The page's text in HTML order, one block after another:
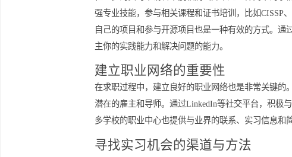
如何提高申请竞争力
在众多的实习申请者中脱颖而出并不是一件
强专业技能，参与相关课程和证书培训，比
自己的项目和参与开源项目也是一种有效的
主你的实践能力和解决问题的能力。
建立职业网络的重要性
在求职过程中，建立良好的职业网络也是非